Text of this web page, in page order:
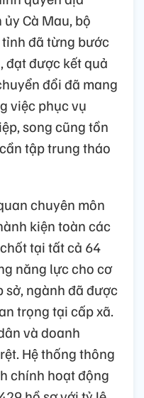
Cà Mau, bộ
đã từng bước
đạt được kết quả
đổi đã mang
việc phục vụ
song cũng tồn
tập trung tháo
chuyên môn
kiện toàn các
tại tất cả 64
năng lực cho cơ
sở, ngành đã được
trọng tại cấp xã.
và doanh
Hệ thống thông
chính hoạt động